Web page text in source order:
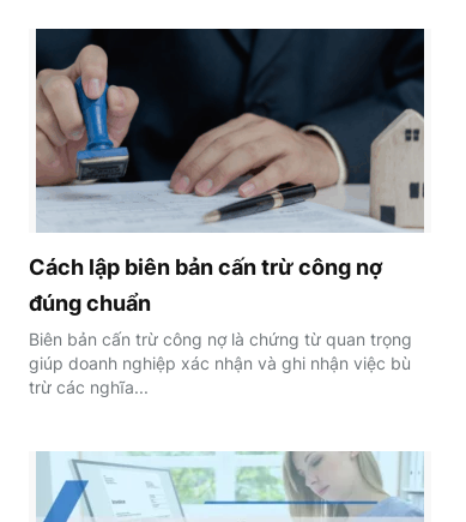
Cách lập biên bản cấn trừ công nợ
đúng chuẩn
Biên bản cấn trừ công nợ là chứng từ quan trọng
giúp doanh nghiệp xác nhận và ghi nhận việc bù
trừ các nghĩa...